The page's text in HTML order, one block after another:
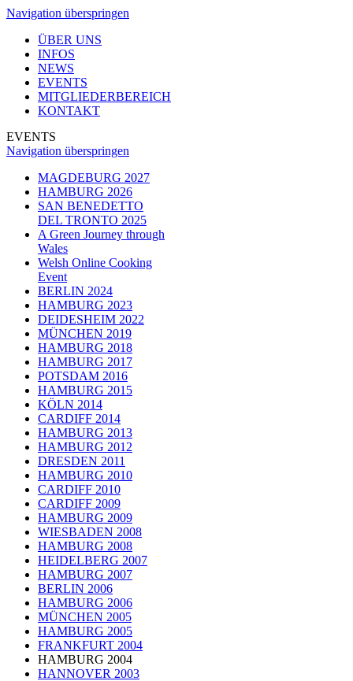
Navigation überspringen
ÜBER UNS
INFOS
NEWS
EVENTS
MITGLIEDERBEREICH
KONTAKT
EVENTS
Navigation überspringen
MAGDEBURG 2027
HAMBURG 2026
SAN BENEDETTO
DEL TRONTO 2025
A Green Journey through
Wales
Welsh Online Cooking
Event
BERLIN 2024
HAMBURG 2023
DEIDESHEIM 2022
MÜNCHEN 2019
HAMBURG 2018
HAMBURG 2017
POTSDAM 2016
HAMBURG 2015
KÖLN 2014
CARDIFF 2014
HAMBURG 2013
HAMBURG 2012
DRESDEN 2011
HAMBURG 2010
CARDIFF 2010
CARDIFF 2009
HAMBURG 2009
WIESBADEN 2008
HAMBURG 2008
HEIDELBERG 2007
HAMBURG 2007
BERLIN 2006
HAMBURG 2006
MÜNCHEN 2005
HAMBURG 2005
FRANKFURT 2004
HAMBURG 2004
HANNOVER 2003